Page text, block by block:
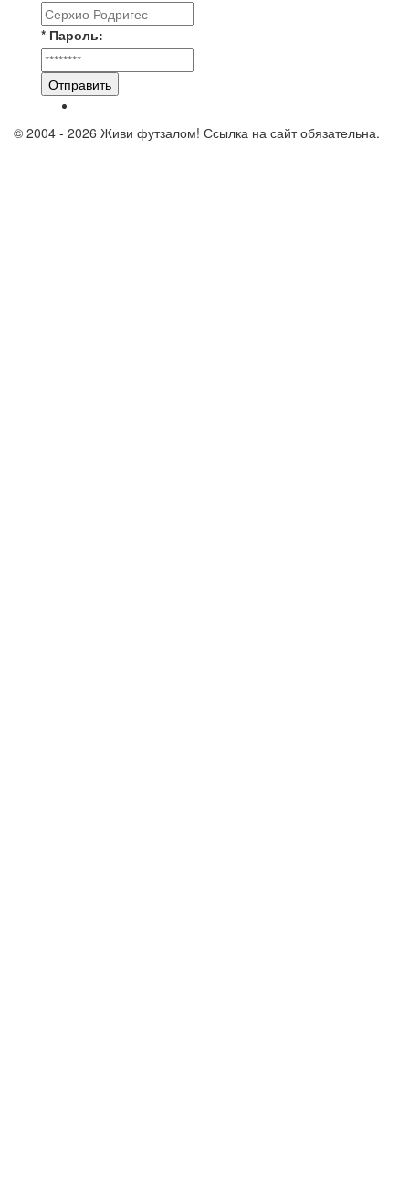
* Пароль:
Отправить
© 2004 - 2026 Живи футзалом! Ссылка на сайт обязательна.